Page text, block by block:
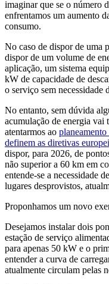
imaginar que se o número
enfrentamos um aumento
consumo.
No caso de dispor de uma
dispor de um volume de
aplicação, um sistema
kW de capacidade de
o serviço sem necessidade
No entanto, sem dúvida
acumulação de energia vai
atentarmos ao
definem as diretivas
dispor, para 2026, de
não superior a 60 km em
entende-se a necessidade
lugares desprovistos,
Proponhamos um novo
Desejamos instalar dois
estação de serviço
para apenas 50 kW e o
entender a curva de
atualmente circulam pelas